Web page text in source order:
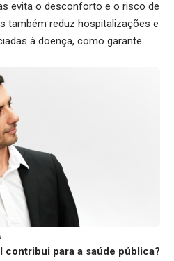
evita o desconforto e o risco de
também reduz hospitalizações e
à doença, como garante
contribui para a saúde pública?